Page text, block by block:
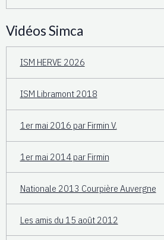
Vidéos Simca
ISM HERVE 2026
ISM Libramont 2018
1er mai 2016 par Firmin V.
1er mai 2014 par Firmin
Nationale 2013 Courpière Auvergne
Les amis du 15 août 2012